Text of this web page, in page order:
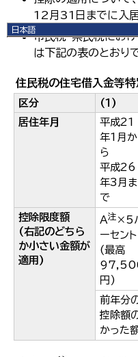
日本語
日本語
English
简体中文
繁體中文
12月31日までに入居
市民税・県民税にお
は下記の表のとおりで
住民税の住宅借入金等
区分 (1)
居住年月
平成21
年1月か
ら
平成26
年3月ま
で
控除限度額
(右記のどちら
か小さい金額が
適用)
A注 ×5
ーセント
(最高
円)
前年分
控除額
かった